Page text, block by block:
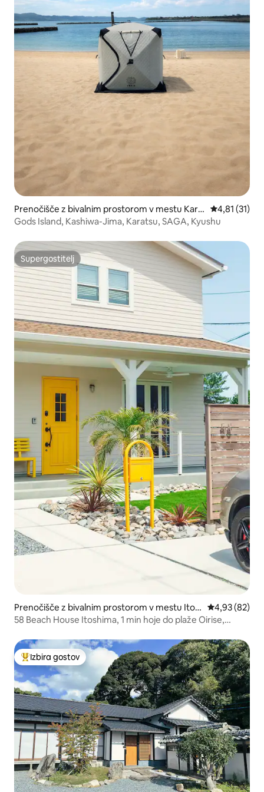
Prenočišče z bivalnim prostorom v mestu Kara
tsu
Povprečna
4,81 (31)
Gods Island, Kashiwa-Jima, Karatsu, SAGA, Kyushu
Supergostitelj
Supergostitelj
Prenočišče z bivalnim prostorom v mestu Itos
hima
Povprečna
4,93 (82)
58 Beach House Itoshima, 1 min hoje do plaže Oirise,
Najbolj priljubljena prenočišča z značko »Izbira gostov«
Izbira gostov